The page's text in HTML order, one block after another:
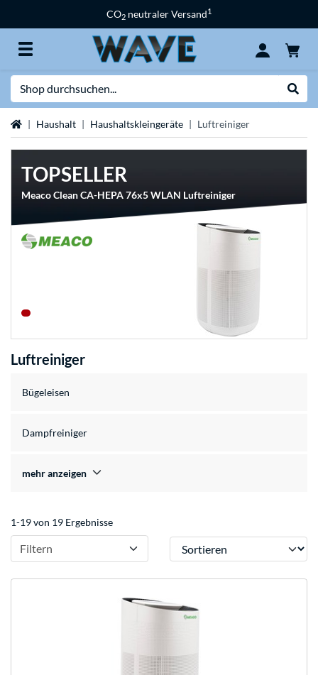
CO2 neutraler Versand1
StartseiteHaushalt Haushaltskleingeräte Luftreiniger
TOPSELLER
Meaco Clean CA-HEPA 76x5 WLAN Luftreiniger
Luftreiniger
Bügeleisen
Dampfreiniger
mehr anzeigen
1-19 von 19 Ergebnisse
Filtern Sortieren